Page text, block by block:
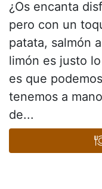
¿Os encanta
pero con un
patata, salmón
limón es justo
es que
tenemos a
de...